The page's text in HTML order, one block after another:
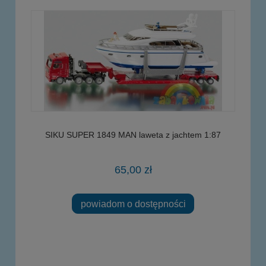
SIKU SUPER 1849 MAN laweta z jachtem 1:87
65,00 zł
powiadom o dostępności